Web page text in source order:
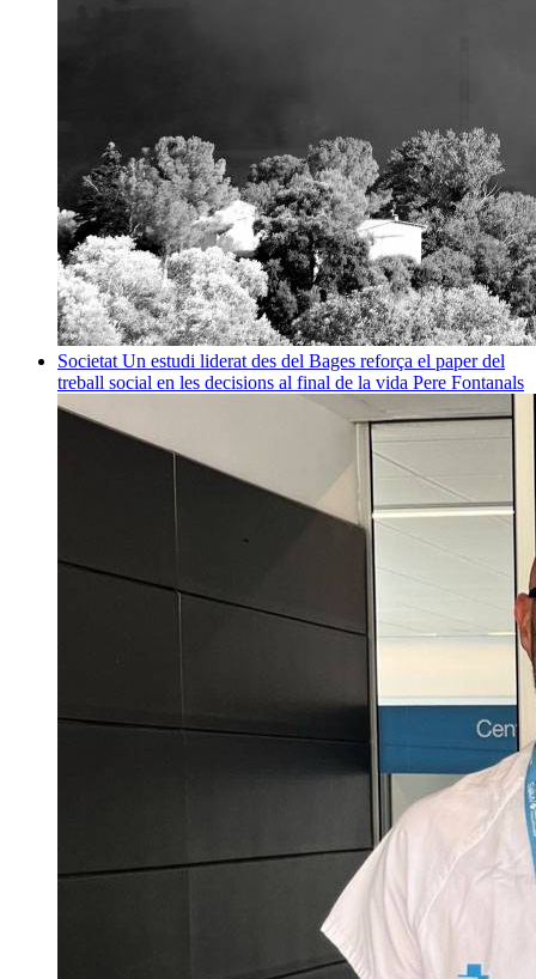
Societat Un estudi liderat des del Bages reforça el paper del
treball social en les decisions al final de la vida Pere Fontanals